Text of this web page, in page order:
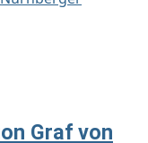
Graf von